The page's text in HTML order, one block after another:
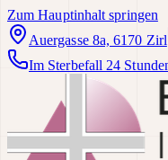
Zum Hauptinhalt springen
Auergasse 8a, 6170 Zirl
Im Sterbefall 24